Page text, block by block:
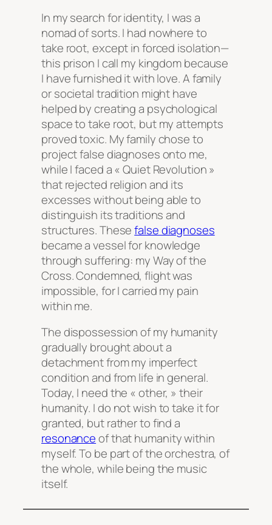
In my search for identity, I was a
nomad of sorts. I had nowhere to
take root, except in forced isolation—
this prison I call my kingdom because
I have furnished it with love. A family
or societal tradition might have
helped by creating a psychological
space to take root, but my attempts
proved toxic. My family chose to
project false diagnoses onto me,
while I faced a « Quiet Revolution »
that rejected religion and its
excesses without being able to
distinguish its traditions and
structures. Thesefalse diagnoses
became a vessel for knowledge
through suffering: my Way of the
Cross. Condemned, flight was
impossible, for I carried my pain
within me.
The dispossession of my humanity
gradually brought about a
detachment from my imperfect
condition and from life in general.
Today, I need the « other, » their
humanity. I do not wish to take it for
granted, but rather to find a
resonanceof that humanity within
myself. To be part of the orchestra, of
the whole, while being the music
itself.